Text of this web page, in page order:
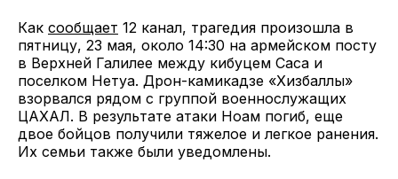
Как сообщает 12 канал, трагедия произошла в
пятницу, 23 мая, около 14:30 на армейском посту
в Верхней Галилее между кибуцем Саса и
поселком Нетуа. Дрон-камикадзе «Хизбаллы»
взорвался рядом с группой военнослужащих
ЦАХАЛ. В результате атаки Ноам погиб, еще
двое бойцов получили тяжелое и легкое ранения.
Их семьи также были уведомлены.